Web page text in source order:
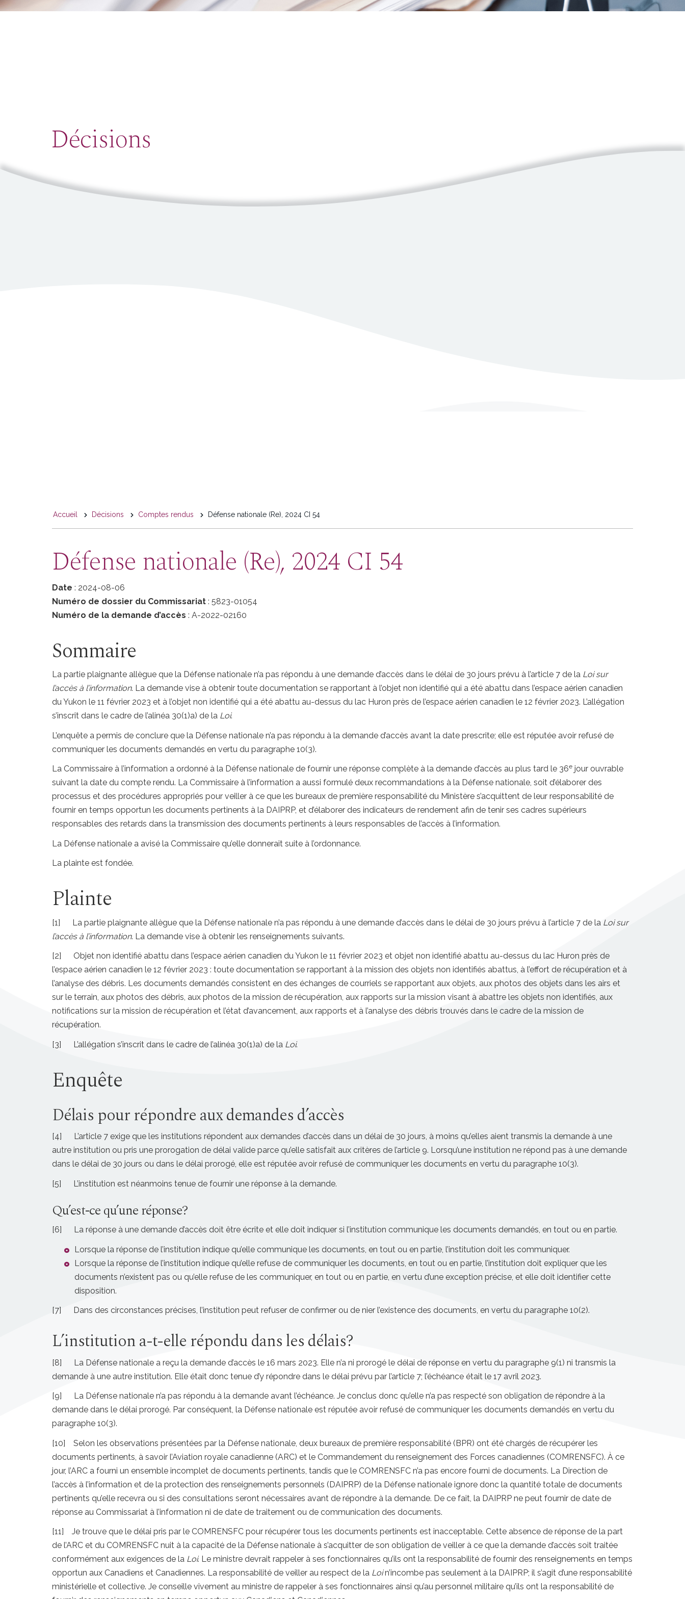
Décisions
You
are
here
Accueil Décisions Comptes rendus Défense nationale (Re), 2024 CI 54
Défense nationale (Re), 2024 CI 54
Date : 2024-08-06
Numéro de dossier du Commissariat : 5823-01054
Numéro de la demande d’accès : A-2022-02160
Sommaire
La partie plaignante allègue que la Défense nationale n’a pas répondu à une demande d’accès dans le délai de 30 jours prévu à l’article 7 de la Loi sur
l’accès à l’information. La demande vise à obtenir toute documentation se rapportant à l’objet non identifié qui a été abattu dans l’espace aérien canadien
du Yukon le 11 février 2023 et à l’objet non identifié qui a été abattu au-dessus du lac Huron près de l’espace aérien canadien le 12 février 2023. L’allégation
s’inscrit dans le cadre de l’alinéa 30(1)a) de la Loi.
L’enquête a permis de conclure que la Défense nationale n’a pas répondu à la demande d’accès avant la date prescrite; elle est réputée avoir refusé de
communiquer les documents demandés en vertu du paragraphe 10(3).
La Commissaire à l’information a ordonné à la Défense nationale de fournir une réponse complète à la demande d’accès au plus tard le 36e jour ouvrable
suivant la date du compte rendu. La Commissaire à l’information a aussi formulé deux recommandations à la Défense nationale, soit d’élaborer des
processus et des procédures appropriés pour veiller à ce que les bureaux de première responsabilité du Ministère s’acquittent de leur responsabilité de
fournir en temps opportun les documents pertinents à la DAIPRP, et d’élaborer des indicateurs de rendement afin de tenir ses cadres supérieurs
responsables des retards dans la transmission des documents pertinents à leurs responsables de l’accès à l’information.
La Défense nationale a avisé la Commissaire qu’elle donnerait suite à l’ordonnance.
La plainte est fondée.
Plainte
[1] La partie plaignante allègue que la Défense nationale n’a pas répondu à une demande d’accès dans le délai de 30 jours prévu à l’article 7 de la Loi sur
l’accès à l’information. La demande vise à obtenir les renseignements suivants.
[2] Objet non identifié abattu dans l’espace aérien canadien du Yukon le 11 février 2023 et objet non identifié abattu au-dessus du lac Huron près de
l’espace aérien canadien le 12 février 2023 : toute documentation se rapportant à la mission des objets non identifiés abattus, à l’effort de récupération et à
l’analyse des débris. Les documents demandés consistent en des échanges de courriels se rapportant aux objets, aux photos des objets dans les airs et
sur le terrain, aux photos des débris, aux photos de la mission de récupération, aux rapports sur la mission visant à abattre les objets non identifiés, aux
notifications sur la mission de récupération et l’état d’avancement, aux rapports et à l’analyse des débris trouvés dans le cadre de la mission de
récupération.
[3] L’allégation s’inscrit dans le cadre de l’alinéa 30(1)a) de la Loi.
Enquête
Délais pour répondre aux demandes d’accès
[4] L’article 7 exige que les institutions répondent aux demandes d’accès dans un délai de 30 jours, à moins qu’elles aient transmis la demande à une
autre institution ou pris une prorogation de délai valide parce qu’elle satisfait aux critères de l’article 9. Lorsqu’une institution ne répond pas à une demande
dans le délai de 30 jours ou dans le délai prorogé, elle est réputée avoir refusé de communiquer les documents en vertu du paragraphe 10(3).
[5] L’institution est néanmoins tenue de fournir une réponse à la demande.
Qu’est-ce qu’une réponse?
[6] La réponse à une demande d’accès doit être écrite et elle doit indiquer si l’institution communique les documents demandés, en tout ou en partie.
Lorsque la réponse de l’institution indique qu’elle communique les documents, en tout ou en partie, l’institution doit les communiquer.
Lorsque la réponse de l’institution indique qu’elle refuse de communiquer les documents, en tout ou en partie, l’institution doit expliquer que les
documents n’existent pas ou qu’elle refuse de les communiquer, en tout ou en partie, en vertu d’une exception précise, et elle doit identifier cette
disposition.
[7] Dans des circonstances précises, l’institution peut refuser de confirmer ou de nier l’existence des documents, en vertu du paragraphe 10(2).
L’institution a-t-elle répondu dans les délais?
[8] La Défense nationale a reçu la demande d’accès le 16 mars 2023. Elle n’a ni prorogé le délai de réponse en vertu du paragraphe 9(1) ni transmis la
demande à une autre institution. Elle était donc tenue d’y répondre dans le délai prévu par l’article 7; l’échéance était le 17 avril 2023.
[9] La Défense nationale n’a pas répondu à la demande avant l’échéance. Je conclus donc qu’elle n’a pas respecté son obligation de répondre à la
demande dans le délai prorogé. Par conséquent, la Défense nationale est réputée avoir refusé de communiquer les documents demandés en vertu du
paragraphe 10(3).
[10] Selon les observations présentées par la Défense nationale, deux bureaux de première responsabilité (BPR) ont été chargés de récupérer les
documents pertinents, à savoir l’Aviation royale canadienne (ARC) et le Commandement du renseignement des Forces canadiennes (COMRENSFC). À ce
jour, l’ARC a fourni un ensemble incomplet de documents pertinents, tandis que le COMRENSFC n’a pas encore fourni de documents. La Direction de
l’accès à l’information et de la protection des renseignements personnels (DAIPRP) de la Défense nationale ignore donc la quantité totale de documents
pertinents qu’elle recevra ou si des consultations seront nécessaires avant de répondre à la demande. De ce fait, la DAIPRP ne peut fournir de date de
réponse au Commissariat à l’information ni de date de traitement ou de communication des documents.
[11] Je trouve que le délai pris par le COMRENSFC pour récupérer tous les documents pertinents est inacceptable. Cette absence de réponse de la part
de l’ARC et du COMRENSFC nuit à la capacité de la Défense nationale à s’acquitter de son obligation de veiller à ce que la demande d’accès soit traitée
conformément aux exigences de la Loi. Le ministre devrait rappeler à ses fonctionnaires qu’ils ont la responsabilité de fournir des renseignements en temps
opportun aux Canadiens et Canadiennes. La responsabilité de veiller au respect de la Loin’incombe pas seulement à la DAIPRP; il s’agit d’une responsabilité
ministérielle et collective. Je conseille vivement au ministre de rappeler à ses fonctionnaires ainsi qu’au personnel militaire qu’ils ont la responsabilité de